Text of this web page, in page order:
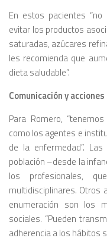
En estos pacientes
evitar los productos
saturadas, azúcares
les recomienda que
dieta saludable”.
Comunicación y acciones
Para Romero,
como los agentes e
de la enfermedad”.
población –desde la
los profesionales,
multidisciplinares. Otros
enumeración son los
sociales. “Pueden
adherencia a los hábitos